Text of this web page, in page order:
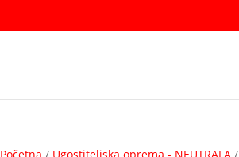
Početna / Ugostiteljska oprema - NEUTRALA/